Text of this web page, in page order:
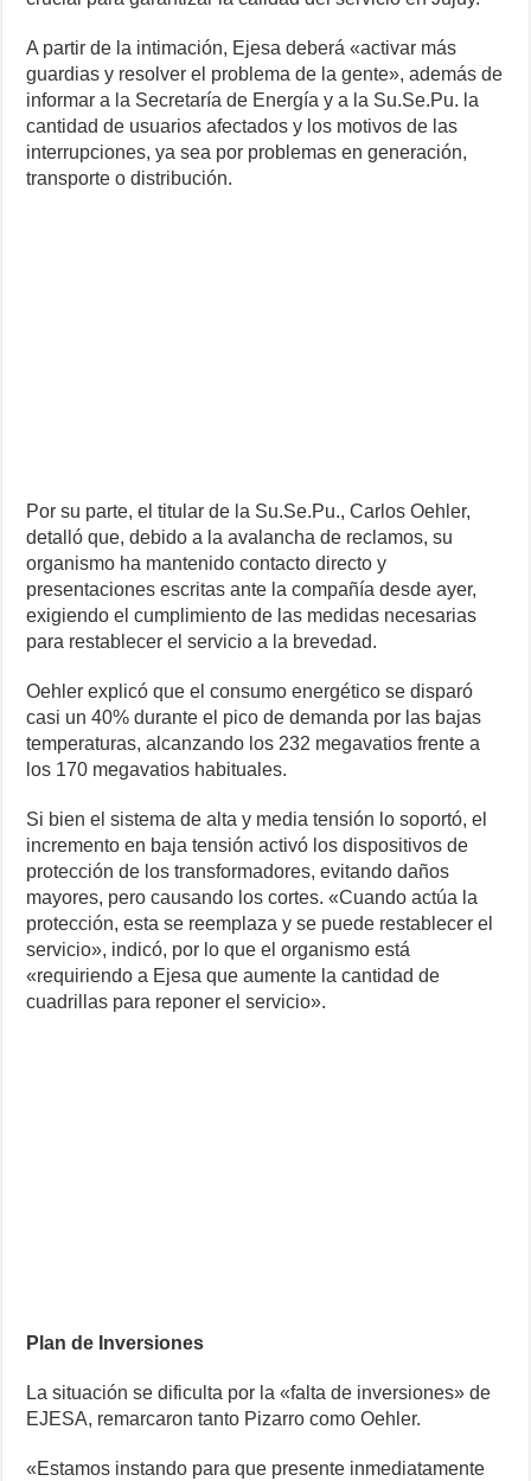
A partir de la intimación, Ejesa deberá «activar más
guardias y resolver el problema de la gente», además de
informar a la Secretaría de Energía y a la Su.Se.Pu. la
cantidad de usuarios afectados y los motivos de las
interrupciones, ya sea por problemas en generación,
transporte o distribución.
Por su parte, el titular de la Su.Se.Pu., Carlos Oehler,
detalló que, debido a la avalancha de reclamos, su
organismo ha mantenido contacto directo y
presentaciones escritas ante la compañía desde ayer,
exigiendo el cumplimiento de las medidas necesarias
para restablecer el servicio a la brevedad.
Oehler explicó que el consumo energético se disparó
casi un 40% durante el pico de demanda por las bajas
temperaturas, alcanzando los 232 megavatios frente a
los 170 megavatios habituales.
Si bien el sistema de alta y media tensión lo soportó, el
incremento en baja tensión activó los dispositivos de
protección de los transformadores, evitando daños
mayores, pero causando los cortes. «Cuando actúa la
protección, esta se reemplaza y se puede restablecer el
servicio», indicó, por lo que el organismo está
«requiriendo a Ejesa que aumente la cantidad de
cuadrillas para reponer el servicio».
Plan de Inversiones
La situación se dificulta por la «falta de inversiones» de
EJESA, remarcaron tanto Pizarro como Oehler.
«Estamos instando para que presente inmediatamente